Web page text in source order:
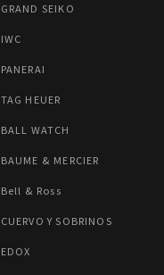
GRAND SEIKO
IWC
PANERAI
TAG HEUER
BALL WATCH
BAUME & MERCIER
Bell & Ross
CUERVO Y SOBRINOS
EDOX